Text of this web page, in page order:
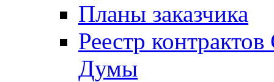
Планы заказчика
Реестр
Думы